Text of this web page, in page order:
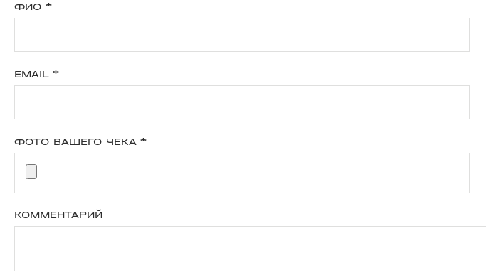
ФИО *
EMAIL *
ФОТО ВАШЕГО ЧЕКА *
КОММЕНТАРИЙ